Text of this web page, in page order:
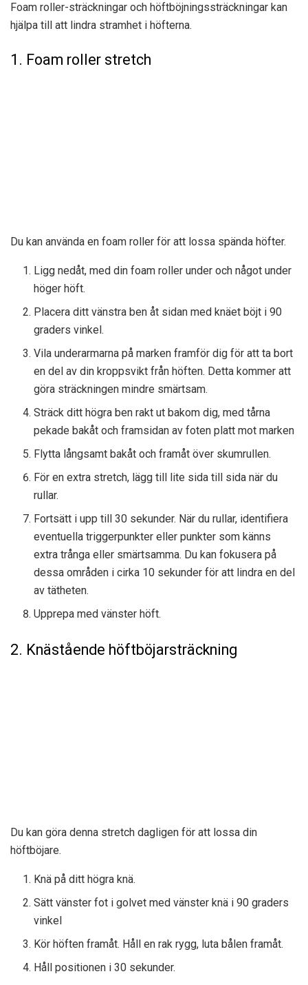
Foam roller-sträckningar och höftböjningssträckningar kan
hjälpa till att lindra stramhet i höfterna.
1. Foam roller stretch
Du kan använda en foam roller för att lossa spända höfter.
Ligg nedåt, med din foam roller under och något under
höger höft.
Placera ditt vänstra ben åt sidan med knäet böjt i 90
graders vinkel.
Vila underarmarna på marken framför dig för att ta bort
en del av din kroppsvikt från höften. Detta kommer att
göra sträckningen mindre smärtsam.
Sträck ditt högra ben rakt ut bakom dig, med tårna
pekade bakåt och framsidan av foten platt mot marken
Flytta långsamt bakåt och framåt över skumrullen.
För en extra stretch, lägg till lite sida till sida när du
rullar.
Fortsätt i upp till 30 sekunder. När du rullar, identifiera
eventuella triggerpunkter eller punkter som känns
extra trånga eller smärtsamma. Du kan fokusera på
dessa områden i cirka 10 sekunder för att lindra en del
av tätheten.
Upprepa med vänster höft.
2. Knästående höftböjarsträckning
Du kan göra denna stretch dagligen för att lossa din
höftböjare.
Knä på ditt högra knä.
Sätt vänster fot i golvet med vänster knä i 90 graders
vinkel
Kör höften framåt. Håll en rak rygg, luta bålen framåt.
Håll positionen i 30 sekunder.